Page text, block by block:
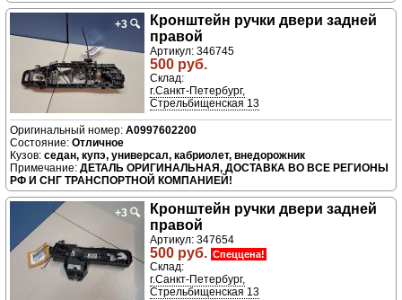
+3 🔍
Кронштейн ручки двери задней
правой
Артикул: 346745
500 руб.
Склад:
г.Санкт-Петербург,
Стрельбищенская 13
A0997602200
Отличное
седан, купэ, универсал, кабриолет, внедорожник
ДЕТАЛЬ ОРИГИНАЛЬНАЯ, ДОСТАВКА ВО ВСЕ РЕГИОНЫ
РФ И СНГ ТРАНСПОРТНОЙ КОМПАНИЕЙ!
+3 🔍
Кронштейн ручки двери задней
правой
Артикул: 347654
500 руб. Спеццена!
Склад:
г.Санкт-Петербург,
Стрельбищенская 13